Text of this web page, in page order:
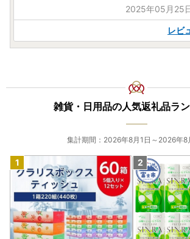
2025年05月25
レビ
雑貨・日用品の人気返礼品ラ
集計期間：2026年8月1日～2026年8